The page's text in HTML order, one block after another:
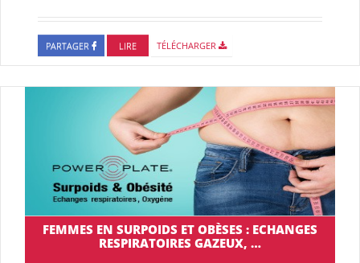
PARTAGER LIRE TÉLÉCHARGER
FEMMES EN SURPOIDS ET OBÈSES : ECHANGES
RESPIRATOIRES GAZEUX, …